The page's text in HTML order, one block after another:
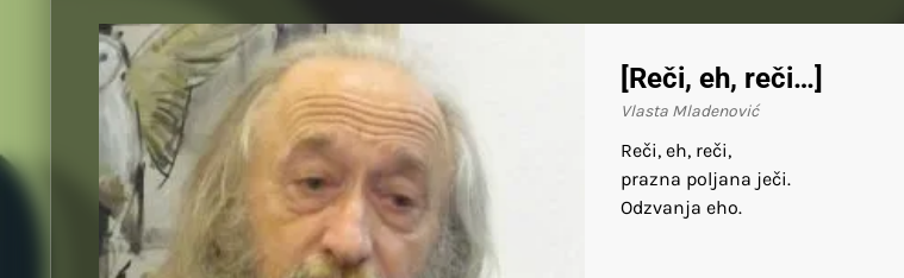
[Reči, eh, reči…]
Vlasta Mladenović
Reči, eh, reči,
prazna poljana ječi.
Odzvanja eho.